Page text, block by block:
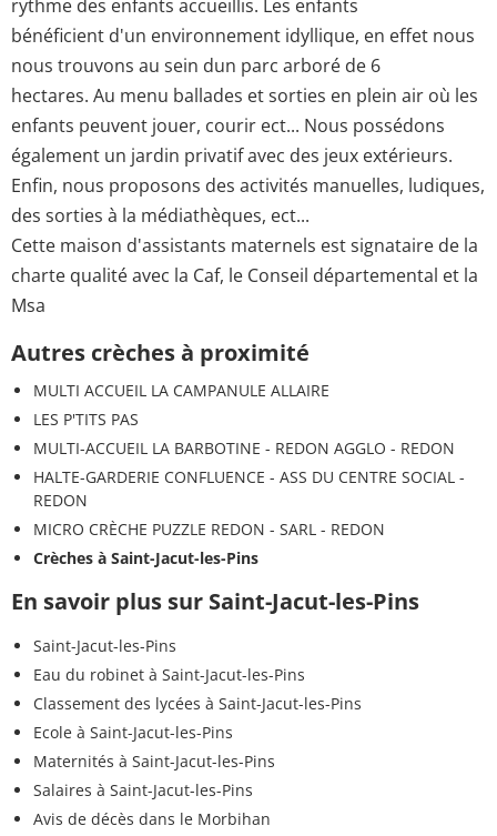
rythme des enfants accueillis. Les enfants
bénéficient d'un environnement idyllique, en effet nous
nous trouvons au sein dun parc arboré de 6
hectares. Au menu ballades et sorties en plein air où les
enfants peuvent jouer, courir ect... Nous possédons
également un jardin privatif avec des jeux extérieurs.
Enfin, nous proposons des activités manuelles, ludiques,
des sorties à la médiathèques, ect...
Cette maison d'assistants maternels est signataire de la
charte qualité avec la Caf, le Conseil départemental et la
Msa
Autres crèches à proximité
MULTI ACCUEIL LA CAMPANULE ALLAIRE
LES P'TITS PAS
MULTI-ACCUEIL LA BARBOTINE - REDON AGGLO - REDON
HALTE-GARDERIE CONFLUENCE - ASS DU CENTRE SOCIAL -
REDON
MICRO CRÈCHE PUZZLE REDON - SARL - REDON
Crèches à Saint-Jacut-les-Pins
En savoir plus sur Saint-Jacut-les-Pins
Saint-Jacut-les-Pins
Eau du robinet à Saint-Jacut-les-Pins
Classement des lycées à Saint-Jacut-les-Pins
Ecole à Saint-Jacut-les-Pins
Maternités à Saint-Jacut-les-Pins
Salaires à Saint-Jacut-les-Pins
Avis de décès dans le Morbihan